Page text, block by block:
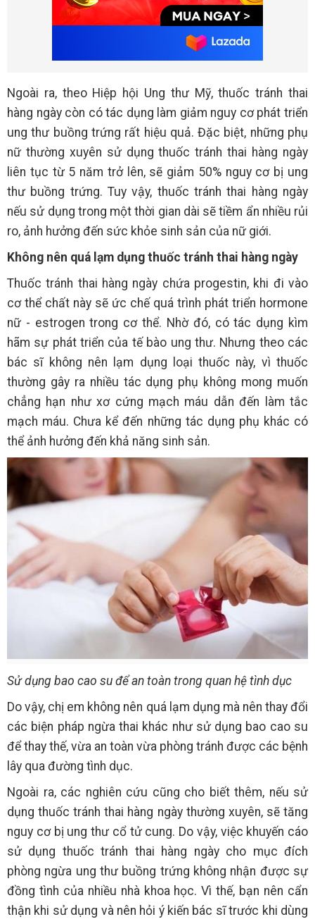
Ngoài ra, theo Hiệp hội Ung thư Mỹ, thuốc tránh thai
hàng ngày còn có tác dụng làm giảm nguy cơ phát triển
ung thư buồng trứng rất hiệu quả. Đặc biệt, những phụ
nữ thường xuyên sử dụng thuốc tránh thai hàng ngày
liên tục từ 5 năm trở lên, sẽ giảm 50% nguy cơ bị ung
thư buồng trứng. Tuy vậy, thuốc tránh thai hàng ngày
nếu sử dụng trong một thời gian dài sẽ tiềm ẩn nhiều rủi
ro, ảnh hưởng đến sức khỏe sinh sản của nữ giới.
Không nên quá lạm dụng thuốc tránh thai hàng ngày
Thuốc tránh thai hàng ngày chứa progestin, khi đi vào
cơ thể chất này sẽ ức chế quá trình phát triển hormone
nữ - estrogen trong cơ thể. Nhờ đó, có tác dụng kìm
hãm sự phát triển của tế bào ung thư. Nhưng theo các
bác sĩ không nên lạm dụng loại thuốc này, vì thuốc
thường gây ra nhiều tác dụng phụ không mong muốn
chẳng hạn như xơ cứng mạch máu dẫn đến làm tắc
mạch máu. Chưa kể đến những tác dụng phụ khác có
thể ảnh hưởng đến khả năng sinh sản.
Sử dụng bao cao su để an toàn trong quan hệ tình dục
Do vậy, chị em không nên quá lạm dụng mà nên thay đổi
các biện pháp ngừa thai khác như sử dụng bao cao su
để thay thế, vừa an toàn vừa phòng tránh được các bệnh
lây qua đường tình dục.
Ngoài ra, các nghiên cứu cũng cho biết thêm, nếu sử
dụng thuốc tránh thai hàng ngày thường xuyên, sẽ tăng
nguy cơ bị ung thư cổ tử cung. Do vậy, việc khuyến cáo
sử dụng thuốc tránh thai hàng ngày cho mục đích
phòng ngừa ung thư buồng trứng không nhận được sự
đồng tình của nhiều nhà khoa học. Vì thế, bạn nên cẩn
thận khi sử dụng và nên hỏi ý kiến bác sĩ trước khi dùng